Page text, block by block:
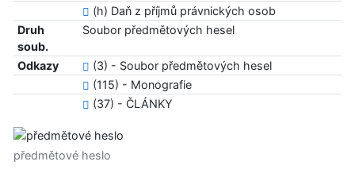
(h) Daň z příjmů právnických osob
Druh
soub.
Soubor předmětových hesel
Odkazy
(3) - Soubor předmětových hesel
(115) - Monografie
(37) - ČLÁNKY
předmětové heslo